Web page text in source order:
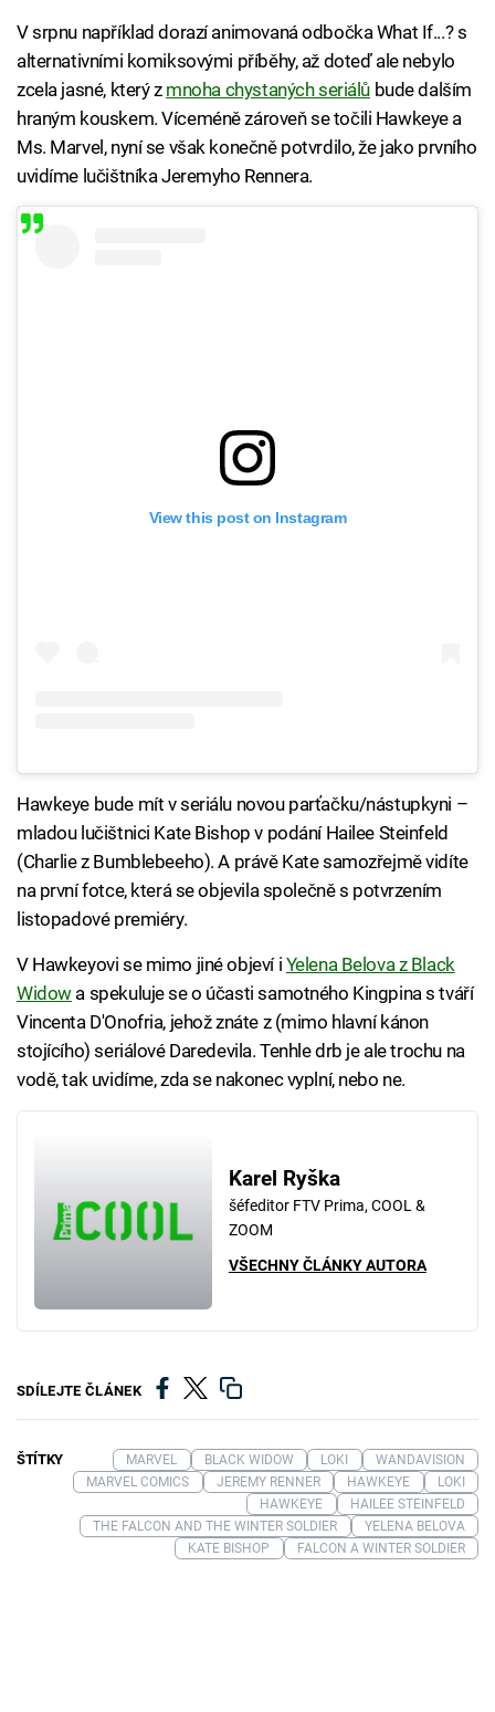
V srpnu například dorazí animovaná odbočka What If...? s
alternativními komiksovými příběhy, až doteď ale nebylo
zcela jasné, který z mnoha chystaných seriálů bude dalším
hraným kouskem. Víceméně zároveň se točili Hawkeye a
Ms. Marvel, nyní se však konečně potvrdilo, že jako prvního
uvidíme lučištníka Jeremyho Rennera.
View this post on Instagram
Hawkeye bude mít v seriálu novou parťačku/nástupkyni –
mladou lučištnici Kate Bishop v podání Hailee Steinfeld
(Charlie z Bumblebeeho). A právě Kate samozřejmě vidíte
na první fotce, která se objevila společně s potvrzením
listopadové premiéry.
V Hawkeyovi se mimo jiné objeví i Yelena Belova z Black
Widowa spekuluje se o účasti samotného Kingpina s tváří
Vincenta D'Onofria, jehož znáte z (mimo hlavní kánon
stojícího) seriálové Daredevila. Tenhle drb je ale trochu na
vodě, tak uvidíme, zda se nakonec vyplní, nebo ne.
Karel Ryška
šéfeditor FTV Prima, COOL &
ZOOM
VŠECHNY ČLÁNKY AUTORA
SDÍLEJTE ČLÁNEK
ŠTÍTKY MARVEL BLACK WIDOW LOKI
WANDAVISION
MARVEL COMICS
JEREMY RENNER HAWKEYE
LOKI
HAWKEYE
HAILEE STEINFELD
THE FALCON AND THE WINTER SOLDIER
YELENA BELOVA
KATE BISHOP
FALCON A WINTER SOLDIER